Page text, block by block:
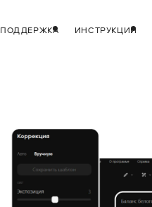
ПОДДЕРЖКА ИНСТРУКЦИИ